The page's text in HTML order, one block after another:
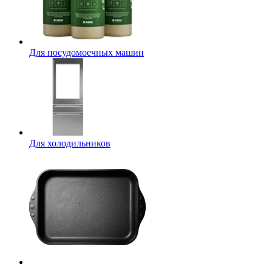
Для посудомоечных машин
Для холодильников